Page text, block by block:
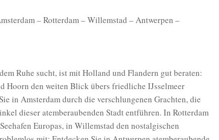
– Rotterdam – Willemstad – Antwerpen –
Ruhe sucht, ist mit Holland und Flandern gut beraten:
Hoorn den weiten Blick übers friedliche IJsselmeer
in Amsterdam durch die verschlungenen Grachten, die
dieser atemberaubenden Stadt entführen. In Rotterdam
Europas, in Willemstad den nostalgischen